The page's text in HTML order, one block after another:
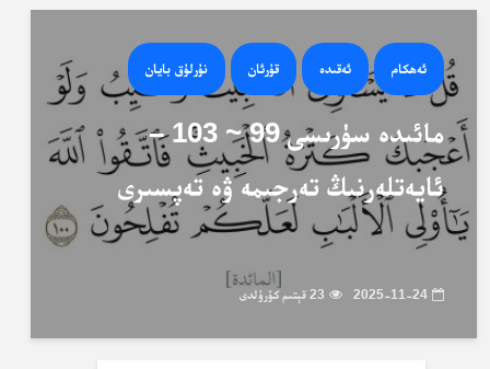
ئەھكام ئەقىدە قۇرئان نۇرلۇق بايان
مائىدە سۈرىسى 99 ~ 103 –
ئايەتلەرنىڭ تەرجىمە ۋە تەپسىرى
2025-11-24 23 قېتىم كۆرۈلدى